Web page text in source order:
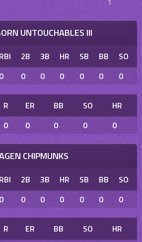
UNTOUCHABLES III
RBI 2B 3B HR SB BB SO
0 0 0 0 0 0 0
R ER BB SO
HR
0 0 0 0 0
CHIPMUNKS
RBI 2B 3B HR SB BB SO
0 0 0 0 0 0 0
R ER BB SO
HR